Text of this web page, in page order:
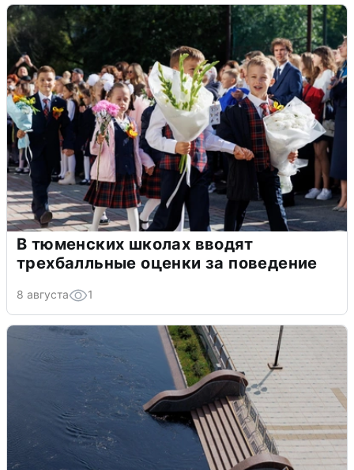
В тюменских школах вводят
трехбалльные оценки за поведение
8 августа 1